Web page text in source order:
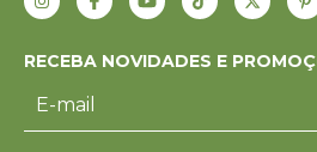
RECEBA NOVIDADES E